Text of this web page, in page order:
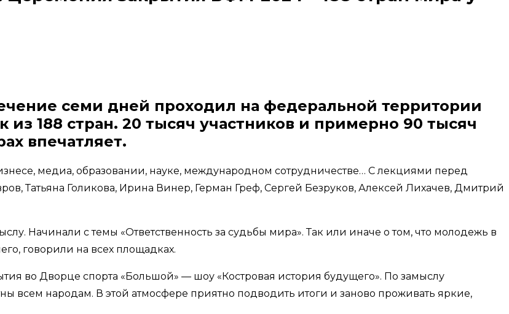
семи дней проходил на федеральной территории
188 стран. 20 тысяч участников и примерно 90 тысяч
впечатляет.
медиа, образовании, науке, международном сотрудничестве… С лекциями перед
Татьяна Голикова, Ирина Винер, Герман Греф, Сергей Безруков, Алексей Лихачев, Дмитрий
Начинали с темы «Ответственность за судьбы мира». Так или иначе о том, что молодежь в
говорили на всех площадках.
во Дворце спорта «Большой» — шоу «Костровая история будущего». По замыслу
всем народам. В этой атмосфере приятно подводить итоги и заново проживать яркие,